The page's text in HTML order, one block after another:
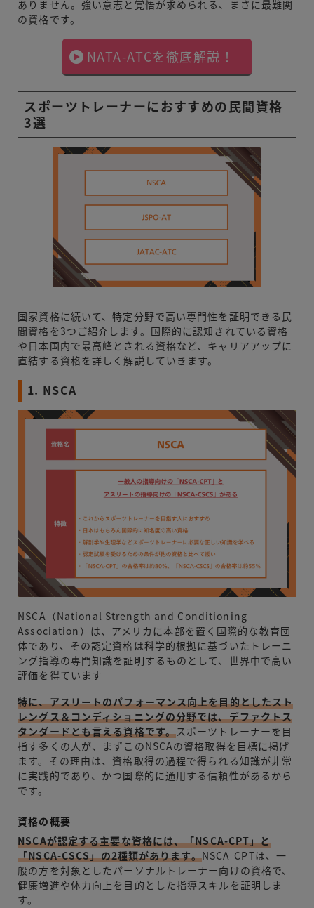
ありません。強い意志と覚悟が求められる、まさに最難関
の資格です。
NATA-ATCを徹底解説！
スポーツトレーナーにおすすめの民間資格
3選
国家資格に続いて、特定分野で高い専門性を証明できる民
間資格を3つご紹介します。国際的に認知されている資格
や日本国内で最高峰とされる資格など、キャリアアップに
直結する資格を詳しく解説していきます。
1. NSCA
NSCA（National Strength and Conditioning
Association）は、アメリカに本部を置く国際的な教育団
体であり、その認定資格は科学的根拠に基づいたトレーニ
ング指導の専門知識を証明するものとして、世界中で高い
評価を得ています
特に、アスリートのパフォーマンス向上を目的としたスト
レングス＆コンディショニングの分野では、デファクトス
タンダードとも言える資格です。スポーツトレーナーを目
指す多くの人が、まずこのNSCAの資格取得を目標に掲げ
ます。その理由は、資格取得の過程で得られる知識が非常
に実践的であり、かつ国際的に通用する信頼性があるから
です。
資格の概要
NSCAが認定する主要な資格には、「NSCA-CPT」と
「NSCA-CSCS」の2種類があります。NSCA-CPTは、一
般の方を対象としたパーソナルトレーナー向けの資格で、
健康増進や体力向上を目的とした指導スキルを証明しま
す。